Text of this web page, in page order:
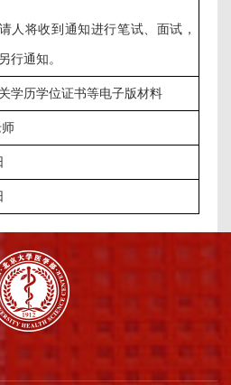
人将收到通知进行笔试、面试，
行通知。
学历学位证书等电子版材料